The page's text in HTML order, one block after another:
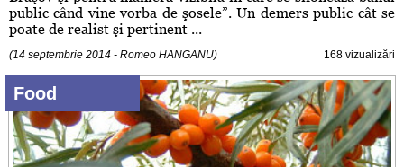
public când vine vorba de şosele”. Un demers public cât se
poate de realist şi pertinent ...
(14 septembrie 2014 - Romeo HANGANU) 168 vizualizări
Food